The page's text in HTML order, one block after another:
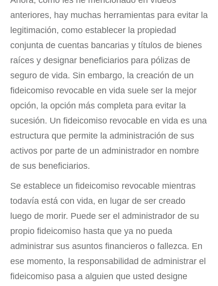
anteriores, hay muchas herramientas para evitar la
legitimación, como establecer la propiedad
conjunta de cuentas bancarias y títulos de bienes
raíces y designar beneficiarios para pólizas de
seguro de vida. Sin embargo, la creación de un
fideicomiso revocable en vida suele ser la mejor
opción, la opción más completa para evitar la
sucesión. Un fideicomiso revocable en vida es una
estructura que permite la administración de sus
activos por parte de un administrador en nombre
de sus beneficiarios.
Se establece un fideicomiso revocable mientras
todavía está con vida, en lugar de ser creado
luego de morir. Puede ser el administrador de su
propio fideicomiso hasta que ya no pueda
administrar sus asuntos financieros o fallezca. En
ese momento, la responsabilidad de administrar el
fideicomiso pasa a alguien que usted designe